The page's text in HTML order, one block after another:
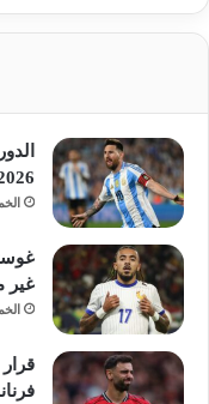
2026 بـ44 لاعبًا .. ميسي يتصدر
الخميس - 4
غير
الخميس - 4